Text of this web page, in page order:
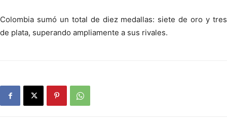
Colombia sumó un total de diez medallas: siete de oro y tres
de plata, superando ampliamente a sus rivales.